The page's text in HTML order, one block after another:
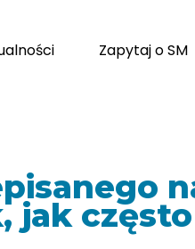
Zapytaj o SM
jak